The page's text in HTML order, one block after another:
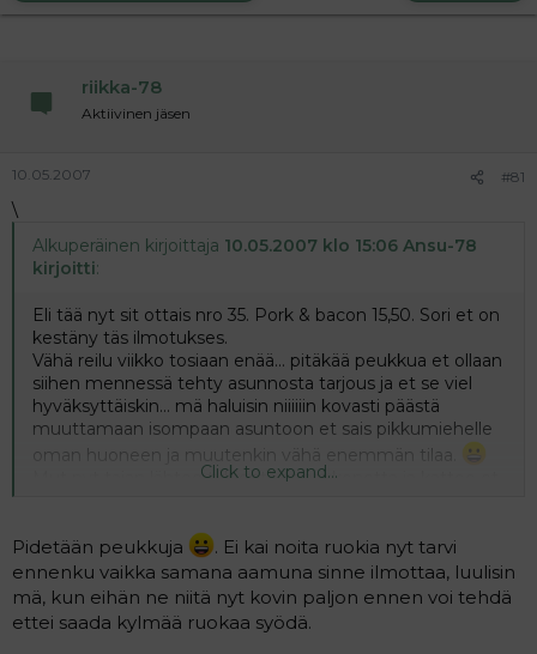
riikka-78
Aktiivinen jäsen
10.05.2007 #81
\
Alkuperäinen kirjoittaja 10.05.2007 klo 15:06 Ansu-78
kirjoitti:
Eli tää nyt sit ottais nro 35. Pork & bacon 15,50. Sori et on
kestäny täs ilmotukses.
Vähä reilu viikko tosiaan enää... pitäkää peukkua et ollaan
siihen mennessä tehty asunnosta tarjous ja et se viel
hyväksyttäiskin... mä haluisin niiiiiin kovasti päästä
muuttamaan isompaan asuntoon et sais pikkumiehelle
oman huoneen ja muutenkin vähä enemmän tilaa.
Mut nyt taian lähtee tyhjentää pesukonetta ja kattoo et
Click to expand...
Pidetään peukkuja
. Ei kai noita ruokia nyt tarvi
ennenku vaikka samana aamuna sinne ilmottaa, luulisin
mä, kun eihän ne niitä nyt kovin paljon ennen voi tehdä
ettei saada kylmää ruokaa syödä.